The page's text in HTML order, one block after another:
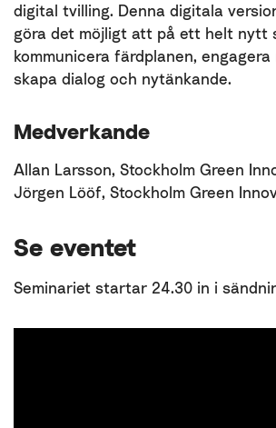
digital tvilling. Denna digitala
göra det möjligt att på ett helt nytt
kommunicera färdplanen, engagera
skapa dialog och nytänkande.
Medverkande
Allan Larsson, Stockholm Green
Jörgen Lööf, Stockholm Green
Se eventet
Seminariet startar 24.30 in i